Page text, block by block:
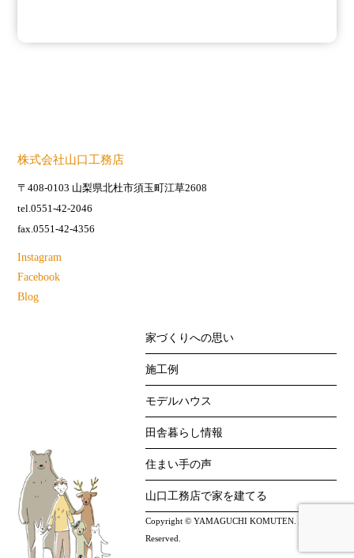
株式会社山口工務店
〒408-0103 山梨県北杜市須玉町江草2608
tel.0551-42-2046
fax.0551-42-4356
Instagram
Facebook
Blog
家づくりへの思い
施工例
モデルハウス
田舎暮らし情報
住まい手の声
山口工務店で家を建てる
Copyright © YAMAGUCHI KOMUTEN. All Right
Reserved.